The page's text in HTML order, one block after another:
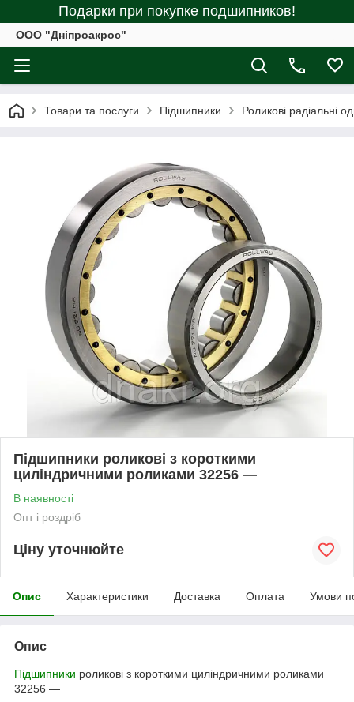
Подарки при покупке подшипников!
ООО "Дніпроакрос"
Товари та послуги Підшипники Роликові радіальні
Підшипники роликові з короткими
циліндричними роликами 32256 —
В наявності
Опт і роздріб
Ціну уточнюйте
Опис Характеристики Доставка Оплата Умови
Опис
Підшипники роликові з короткими циліндричними роликами
32256 —